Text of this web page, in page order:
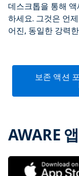
데스크톱을 통해
하세요. 그것은 언
어진, 동일한 강력
보존 액션
AWARE